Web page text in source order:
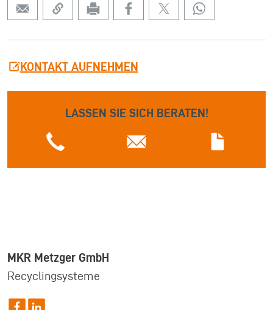
KONTAKT AUFNEHMEN
LASSEN SIE SICH BERATEN!
MKR Metzger GmbH
Recyclingsysteme